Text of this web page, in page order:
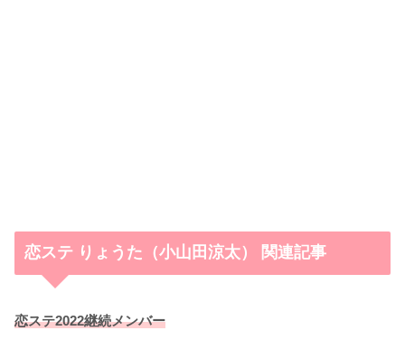
恋ステ りょうた（小山田涼太） 関連記事
恋ステ2022継続メンバー